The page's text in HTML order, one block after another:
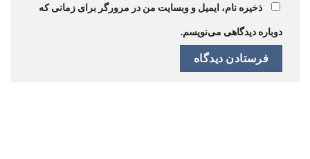
ذخیره نام، ایمیل و وبسایت من در مرورگر برای زمانی که
دوباره دیدگاهی می‌نویسم.